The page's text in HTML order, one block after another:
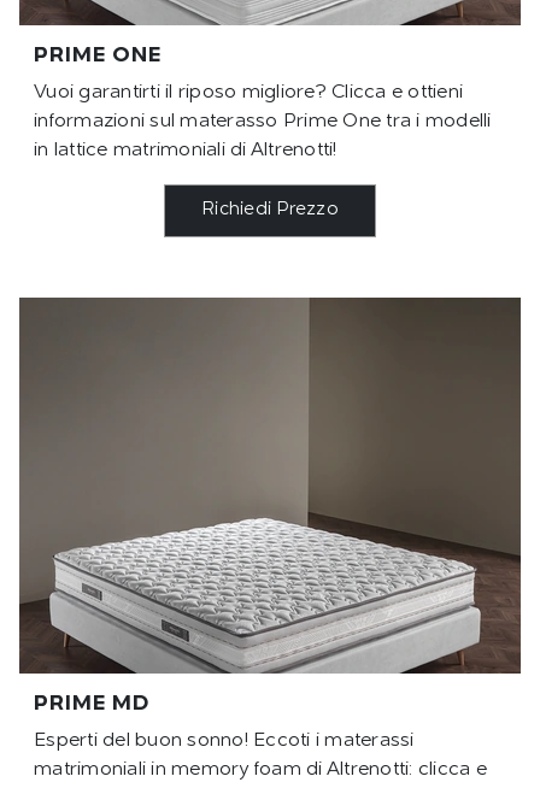
PRIME ONE
Vuoi garantirti il riposo migliore? Clicca e ottieni
informazioni sul materasso Prime One tra i modelli
in lattice matrimoniali di Altrenotti!
Richiedi Prezzo
PRIME MD
Esperti del buon sonno! Eccoti i materassi
matrimoniali in memory foam di Altrenotti: clicca e